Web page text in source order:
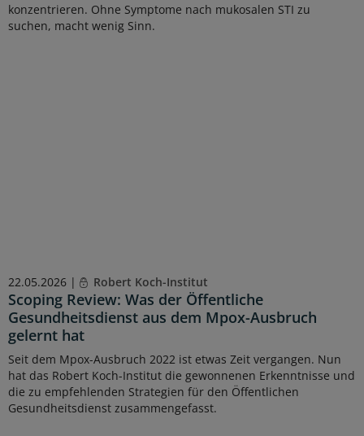
konzentrieren. Ohne Symptome nach mukosalen STI zu
suchen, macht wenig Sinn.
22.05.2026 | Robert Koch-Institut
Scoping Review: Was der Öffentliche
Gesundheitsdienst aus dem Mpox-Ausbruch
gelernt hat
Seit dem Mpox-Ausbruch 2022 ist etwas Zeit vergangen. Nun
hat das Robert Koch-Institut die gewonnenen Erkenntnisse und
die zu empfehlenden Strategien für den Öffentlichen
Gesundheitsdienst zusammengefasst.